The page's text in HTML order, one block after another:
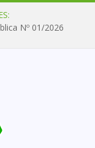
Nº 01/2026